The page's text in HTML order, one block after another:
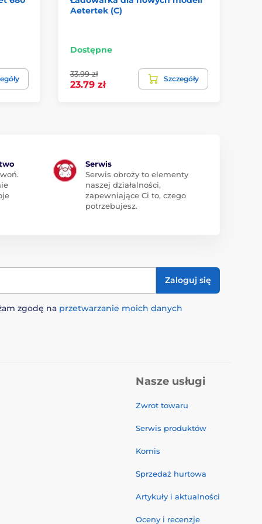
Aetertek (C)
Dostępne
33.99 zł
23.79 zł
Szczegóły
Serwis
Serwis obroży to elementy
naszej działalności,
zapewniające Ci to, czego
potrzebujesz.
Zaloguj się
zgodę na przetwarzanie moich danych
Nasze usługi
Zwrot towaru
Serwis produktów
Komis
Sprzedaż hurtowa
Artykuły i aktualności
Oceny i recenzje